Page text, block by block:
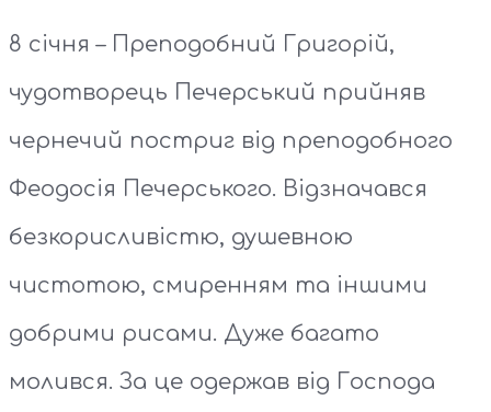
8 січня – Преподобний Григорій,
чудотворець Печерський прийняв
чернечий постриг від преподобного
Феодосія Печерського. Відзначався
безкорисливістю, душевною
чистотою, смиренням та іншими
добрими рисами. Дуже багато
молився. За це одержав від Господа